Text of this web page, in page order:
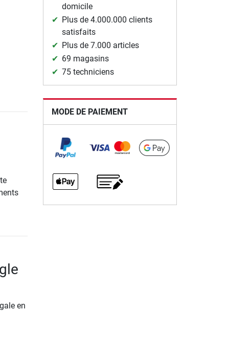
en
domicile
Plus de 4.000.000 clients
satisfaits
Plus de 7.000 articles
69 magasins
75 techniciens
MODE DE PAIEMENT